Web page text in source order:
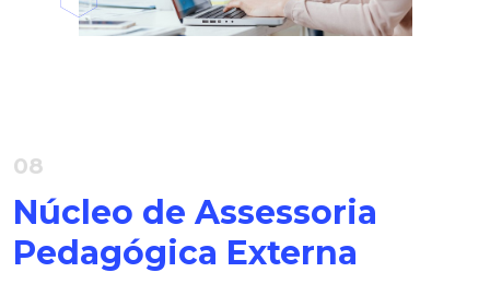
08
Núcleo de Assessoria
Pedagógica Externa